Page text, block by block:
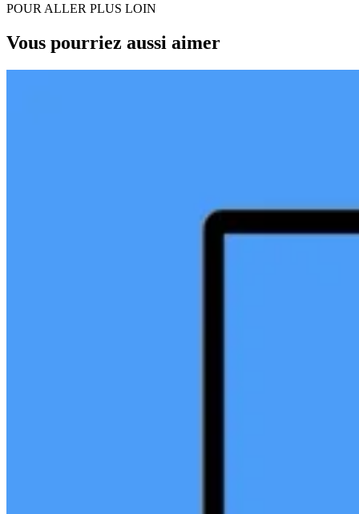
POUR ALLER PLUS LOIN
Vous pourriez aussi aimer